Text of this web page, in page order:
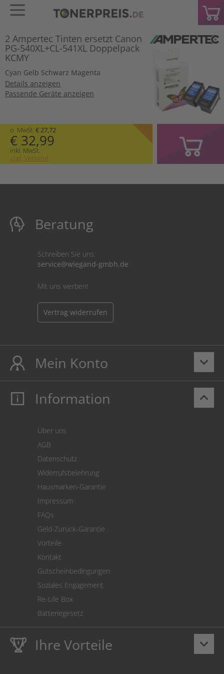
2 Ampertec Tinten ersetzt Canon
PG-540XL+CL-541XL Doppelpack
KCMY
Cyan Gelb Schwarz Magenta
Details anzeigen
Passende Geräte anzeigen
o. MwSt. € 27,72
€ 32,99
inkl. MwSt.
zzgl. Versand
Beratung
Schreiben Sie uns:
service@wiegand-gmbh.de
Mit uns werben!
Vertrag widerrufen
keyboard_arrow_down
Mein Konto
Mein Konto
Cookie Einstellungen
keyboard_arrow_up
Information
Über uns
AGB
Datenschutz
Widerrufsbelehrung
Hausmarken-Garantie
Impressum
FAQs
Geld-Zurück-Garantie
Vorteile
Kontakt
Gutscheinbedingungen
Soziales Engagement
Re-Life Box
Batteriegesetz
keyboard_arrow_down
Ihre Vorteile